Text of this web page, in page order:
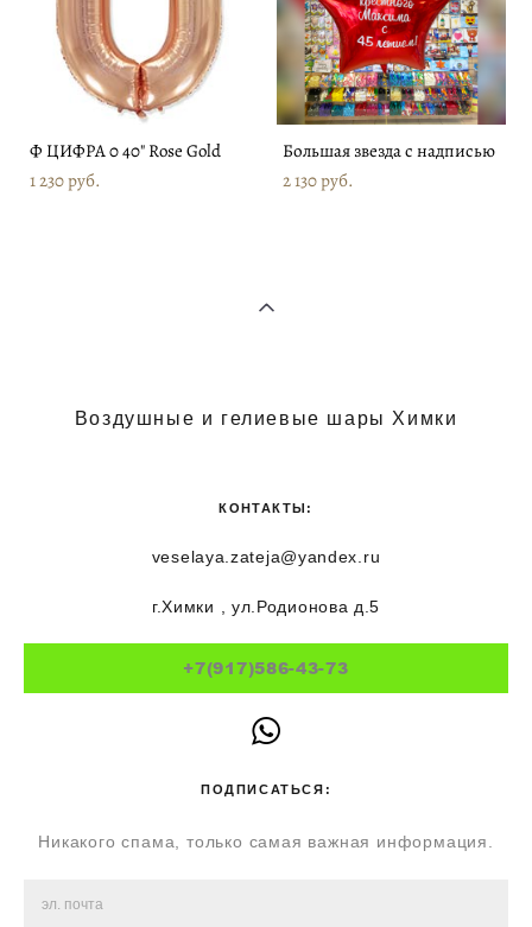
Ф ЦИФРА 0 40" Rose Gold
1 230 pуб.
Большая звезда с надписью
2 130 pуб.
Воздушные и гелиевые шары Химки
КОНТАКТЫ:
veselaya.zateja@yandex.ru
г.Химки , ул.Родионова д.5
+7(917)586-43-73
ПОДПИСАТЬСЯ:
Никакого спама, только самая важная информация.